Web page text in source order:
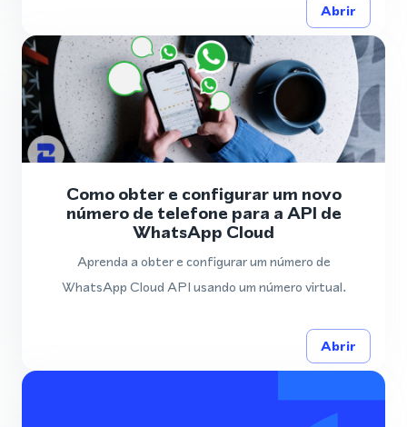
Abrir
Como obter e configurar um novo
número de telefone para a API de
WhatsApp Cloud
Aprenda a obter e configurar um número de
WhatsApp Cloud API usando um número virtual.
Abrir